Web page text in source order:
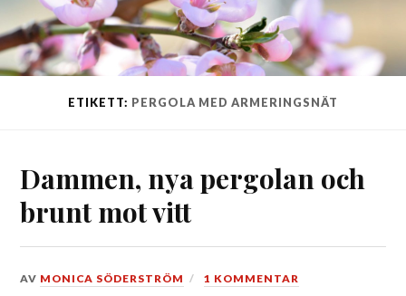
ETIKETT: PERGOLA MED ARMERINGSNÄT
Dammen, nya pergolan och
brunt mot vitt
DEN
AV MONICA SÖDERSTRÖM 1 KOMMENTAR